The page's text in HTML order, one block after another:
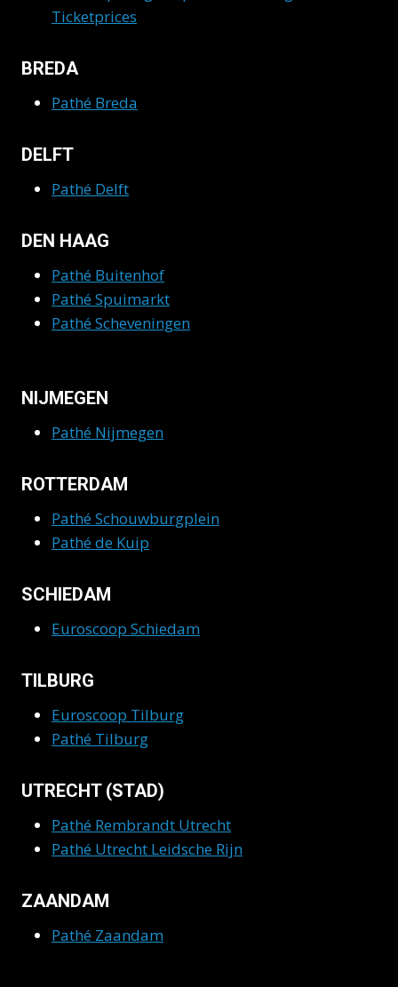
Ticketprices
BREDA
Pathé Breda
DELFT
Pathé Delft
DEN HAAG
Pathé Buitenhof
Pathé Spuimarkt
Pathé Scheveningen
NIJMEGEN
Pathé Nijmegen
ROTTERDAM
Pathé Schouwburgplein
Pathé de Kuip
SCHIEDAM
Euroscoop Schiedam
TILBURG
Euroscoop Tilburg
Pathé Tilburg
UTRECHT (STAD)
Pathé Rembrandt Utrecht
Pathé Utrecht Leidsche Rijn
ZAANDAM
Pathé Zaandam